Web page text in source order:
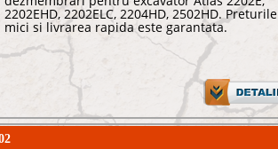
2202EHD, 2202ELC, 2204HD, 2502HD. Preturile
mici si livrarea rapida este garantata.